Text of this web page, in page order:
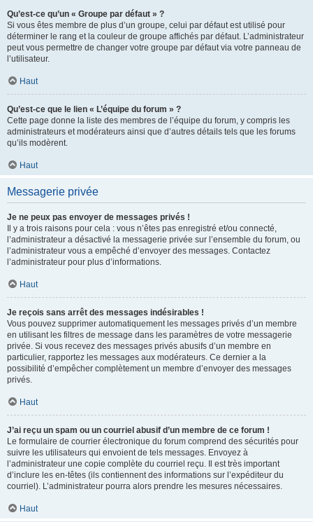
Qu’est-ce qu’un « Groupe par défaut » ?
Si vous êtes membre de plus d’un groupe, celui par défaut est utilisé pour
déterminer le rang et la couleur de groupe affichés par défaut. L’administrateur
peut vous permettre de changer votre groupe par défaut via votre panneau de
l’utilisateur.
Haut
Qu’est-ce que le lien « L’équipe du forum » ?
Cette page donne la liste des membres de l’équipe du forum, y compris les
administrateurs et modérateurs ainsi que d’autres détails tels que les forums
qu’ils modèrent.
Haut
Messagerie privée
Je ne peux pas envoyer de messages privés !
Il y a trois raisons pour cela : vous n’êtes pas enregistré et/ou connecté,
l’administrateur a désactivé la messagerie privée sur l’ensemble du forum, ou
l’administrateur vous a empêché d’envoyer des messages. Contactez
l’administrateur pour plus d’informations.
Haut
Je reçois sans arrêt des messages indésirables !
Vous pouvez supprimer automatiquement les messages privés d’un membre
en utilisant les filtres de message dans les paramètres de votre messagerie
privée. Si vous recevez des messages privés abusifs d’un membre en
particulier, rapportez les messages aux modérateurs. Ce dernier a la
possibilité d’empêcher complètement un membre d’envoyer des messages
privés.
Haut
J’ai reçu un spam ou un courriel abusif d’un membre de ce forum !
Le formulaire de courrier électronique du forum comprend des sécurités pour
suivre les utilisateurs qui envoient de tels messages. Envoyez à
l’administrateur une copie complète du courriel reçu. Il est très important
d’inclure les en-têtes (ils contiennent des informations sur l’expéditeur du
courriel). L’administrateur pourra alors prendre les mesures nécessaires.
Haut